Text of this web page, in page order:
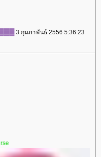
3 กุมภาพันธ์ 2556 5:36:23